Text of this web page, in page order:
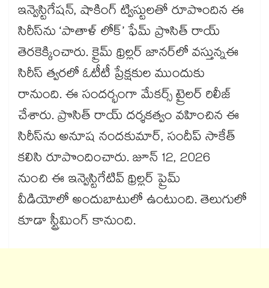
ఇన్వెస్టిగేషన్, షాకింగ్ ట్విస్టులతో రూపొందిన ఈ
సిరీస్‌ను ‘పాతాళ్ లోక్’ ఫేమ్ ప్రొసిత్ రాయ్
తెరకెక్కించారు. క్రైమ్ థ్రిల్లర్ జానర్‌లో వస్తున్నఈ
సిరీస్ త్వరలో ఓటీటీ ప్రేక్షకుల ముందుకు
రానుంది. ఈ సందర్భంగా మేకర్స్ ట్రైలర్ రిలీజ్
చేశారు. ప్రొసిత్‌ రాయ్‌ దర్శకత్వం వహించిన ఈ
సిరీస్‌ను అనూష నందకుమార్‌, సందీప్ సాకేత్
కలిసి రూపొందించారు. జూన్ 12, 2026
నుంచి ఈ ఇన్వెస్టిగేటివ్ థ్రిల్లర్ ప్రైమ్
వీడియోలో అందుబాటులో ఉంటుంది. తెలుగులో
కూడా స్ట్రీమింగ్ కానుంది.